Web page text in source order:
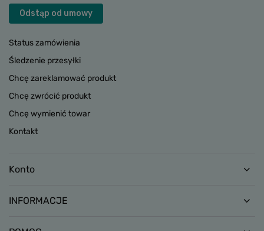
Odstąp od umowy
Status zamówienia
Śledzenie przesyłki
Chcę zareklamować produkt
Chcę zwrócić produkt
Chcę wymienić towar
Kontakt
Konto
INFORMACJE